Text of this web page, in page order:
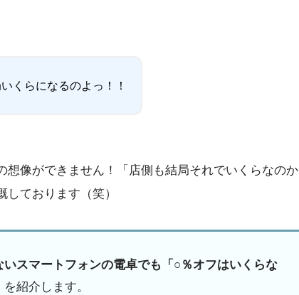
くらになるのよっ！！
想像ができません！「店側も結局それでいくらなのか
ております（笑）
スマートフォンの電卓でも「○％オフはいくらな
を紹介します。